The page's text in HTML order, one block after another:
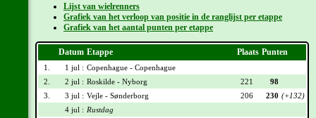
Lijst van wielrenners
Grafiek van het verloop van positie in de ranglijst per etappe
Grafiek van het aantal punten per etappe
Datum Etappe Plaats Punten
1. 1 jul : Copenhague - Copenhague
2.
2 jul : Roskilde - Nyborg 221
98
3.
3 jul : Vejle - Sønderborg 206 230 (+132)
4 jul : Rustdag